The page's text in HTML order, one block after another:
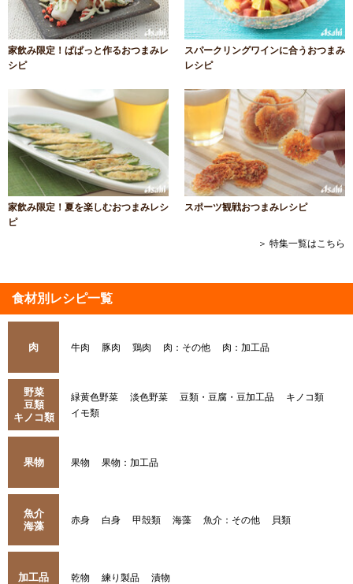
家飲み限定！ぱぱっと作るおつまみレ
シピ
スパークリングワインに合うおつまみ
レシピ
家飲み限定！夏を楽しむおつまみレシ
ピ
スポーツ観戦おつまみレシピ
＞ 特集一覧はこちら
食材別レシピ一覧
肉 牛肉 豚肉 鶏肉 肉：その他 肉：加工品
野菜
豆類
キノコ類
緑黄色野菜 淡色野菜 豆類・豆腐・豆加工品
キノコ類
イモ類
果物 果物 果物：加工品
魚介
海藻
赤身 白身 甲殻類 海藻 魚介：その他 貝類
加工品 乾物 練り製品 漬物